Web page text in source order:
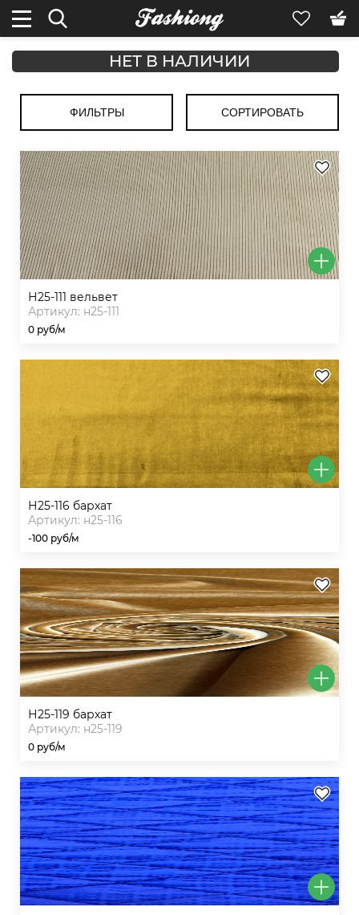
НЕТ В НАЛИЧИИ
ФИЛЬТРЫ СОРТИРОВАТЬ
н25-111 вельвет
Артикул: н25-111
0 руб/м
н25-116 бархат
Артикул: н25-116
-100 руб/м
н25-119 бархат
Артикул: н25-119
0 руб/м